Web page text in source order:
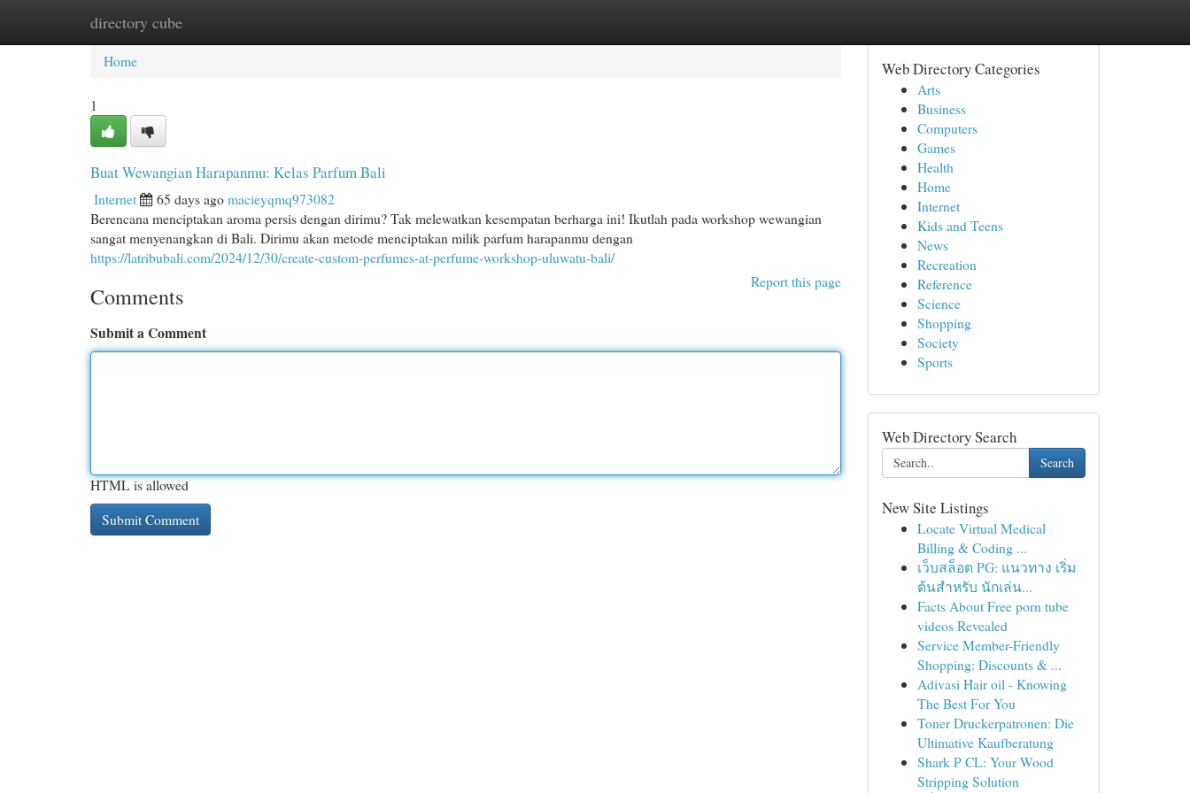
directory cube
Home New Site Listings
Home
1
Buat Wewangian Harapanmu: Kelas Parfum Bali
Internet 65 days agomacieyqmq973082
Berencana menciptakan aroma persis dengan dirimu? Tak melewatkan kesempatan berharga ini! Ikutlah pada workshop wewangian
sangat menyenangkan di Bali. Dirimu akan metode menciptakan milik parfum harapanmu dengan
https://latribubali.com/2024/12/30/create-custom-perfumes-at-perfume-workshop-uluwatu-bali/
Report this page
Comments
Submit a Comment
HTML is allowed
Web Directory Categories
Arts
Business
Computers
Games
Health
Home
Internet
Kids and Teens
News
Recreation
Reference
Science
Shopping
Society
Sports
Web Directory Search
Search
New Site Listings
Locate Virtual Medical
Billing & Coding ...
เว็บสล็อต PG: แนวทาง เริ่ม
ต้นสำหรับ นักเล่น...
Facts About Free porn tube
videos Revealed
Service Member-Friendly
Shopping: Discounts & ...
Adivasi Hair oil - Knowing
The Best For You
Toner Druckerpatronen: Die
Ultimative Kaufberatung
Shark P CL: Your Wood
Stripping Solution